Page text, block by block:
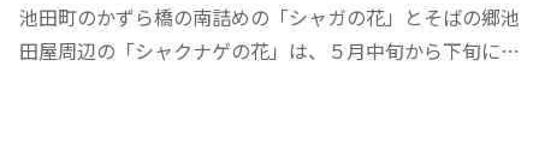
池田町のかずら橋の南詰めの「シャガの花」とそばの郷池
田屋周辺の「シャクナゲの花」は、５月中旬から下旬にか